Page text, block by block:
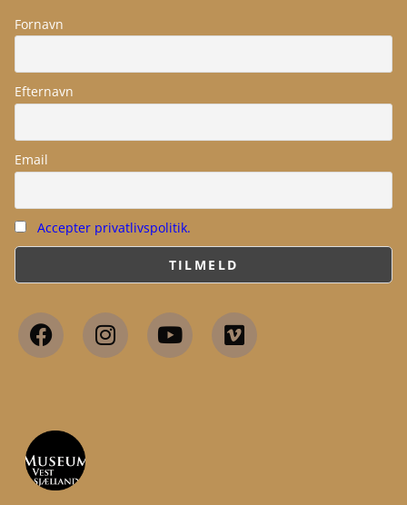
Fornavn
Efternavn
Email
Accepter privatlivspolitik.